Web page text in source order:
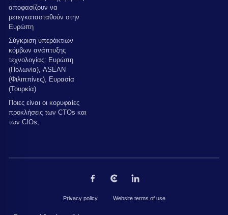
αποφασίζουν να
μετεγκατασταθούν στην
Ευρώπη
Σύγκριση υπεράκτιων
κόμβων ανάπτυξης
τεχνολογίας: Ευρώπη
(Πολωνία), ASEAN
(Φιλιππίνες), Ευρασία
(Τουρκία)
Ποιες είναι οι κορυφαίες
προκλήσεις των CTOs και
των CIOs,
Privacy policy Website terms of use